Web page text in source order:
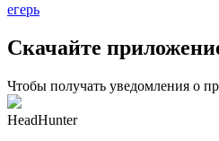
егерь
Скачайте
Чтобы получать уведомления о
HeadHunter